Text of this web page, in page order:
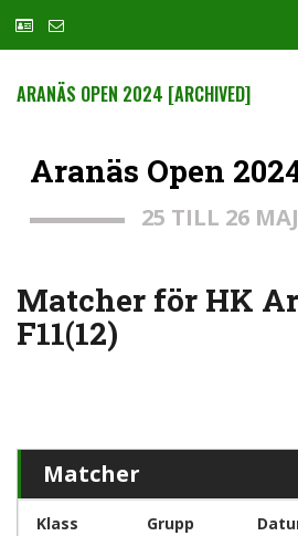
ARANÄS OPEN 2024 [ARCHIVED]
Aranäs Open
25 TILL 26
Matcher för HK
F11(12)
Matcher
Klass Grupp